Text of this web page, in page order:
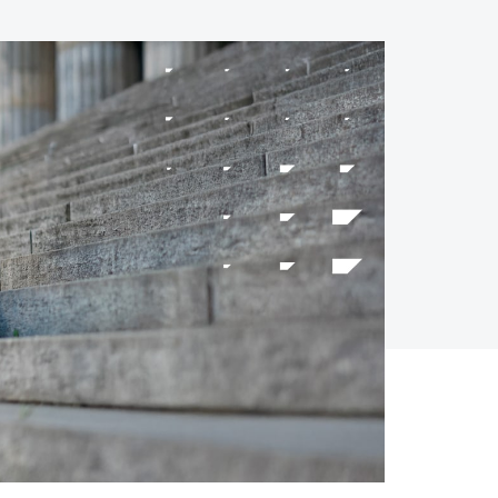
In-Store
Contact
Center